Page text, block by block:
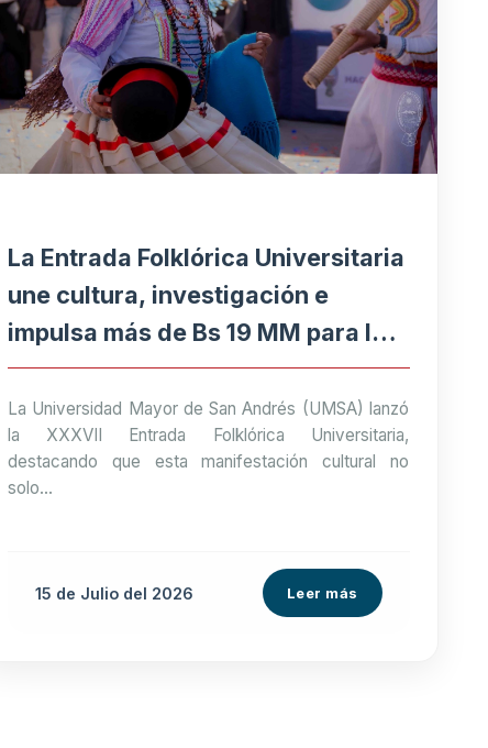
La Entrada Folklórica Universitaria
une cultura, investigación e
impulsa más de Bs 19 MM para la
economía paceña
La Universidad Mayor de San Andrés (UMSA) lanzó
la XXXVII Entrada Folklórica Universitaria,
destacando que esta manifestación cultural no
solo...
15 de Juliodel 2026 Leer más